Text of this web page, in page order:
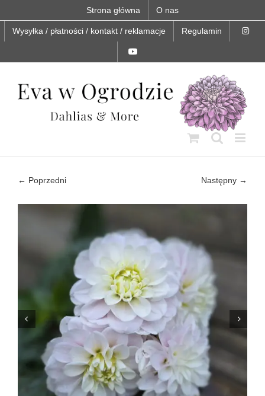
content
Strona główna O nas
Wysyłka / płatności / kontakt / reklamacje Regulamin
← Poprzedni Następny →